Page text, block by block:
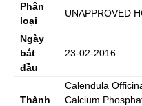
Phân
loại
UNAPPROVED
Ngày
bắt
đầu
23-02-2016
Thành
Calendula
Calcium